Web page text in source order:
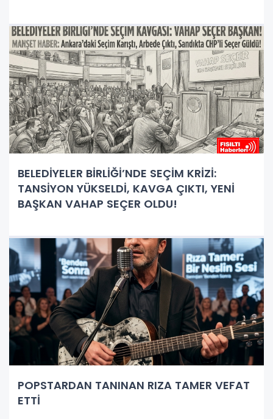
BELEDİYELER BİRLİĞİ’NDE SEÇİM KRİZİ:
TANSİYON YÜKSELDİ, KAVGA ÇIKTI, YENİ
BAŞKAN VAHAP SEÇER OLDU!
POPSTARDAN TANINAN RIZA TAMER VEFAT
ETTİ